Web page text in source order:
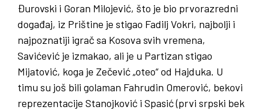
Đurovski i Goran Milojević, što je bio prvorazredni
događaj, iz Prištine je stigao Fadilj Vokri, najbolji i
najpoznatiji igrač sa Kosova svih vremena,
Savićević je izmakao, ali je u Partizan stigao
Mijatović, koga je Zečević „oteo“ od Hajduka. U
timu su još bili golaman Fahrudin Omerović, bekovi
reprezentacije Stanojković i Spasić (prvi srpski bek